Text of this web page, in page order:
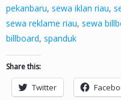
pekanbaru, sewa iklan riau,
sewa reklame riau, sewa
billboard, spanduk
Share this:
Twitter